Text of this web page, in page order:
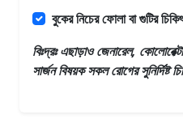
বুকের নিচের ফোলা বা গুটির
বিঃদ্রঃ এছাড়াওজেনারেল,
সার্জনবিষয়ক সকল রোগের সুনির্দিষ্ট